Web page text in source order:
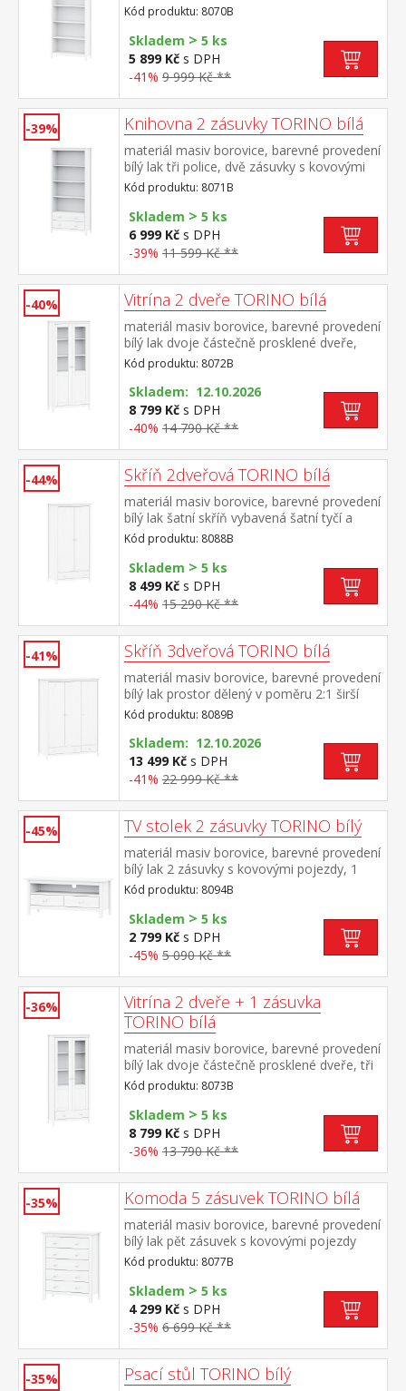
Kód produktu: 8070B
Skladem > 5 ks
5 899 Kč s DPH
-41% 9 999 Kč **
-39% Knihovna 2 zásuvky TORINO bílá
materiál masiv borovice, barevné provedení
bílý lak tři police, dvě zásuvky s kovovými
pojezdy
Kód produktu: 8071B
Skladem > 5 ks
6 999 Kč s DPH
-39% 11 599 Kč **
-40% Vitrína 2 dveře TORINO bílá
materiál masiv borovice, barevné provedení
bílý lak dvoje částečně prosklené dveře,
čtyři police
Kód produktu: 8072B
Skladem: 12.10.2026
8 799 Kč s DPH
-40% 14 790 Kč **
-44% Skříň 2dveřová TORINO bílá
materiál masiv borovice, barevné provedení
bílý lak šatní skříň vybavená šatní tyčí a
policí ve spodní části zásuvka s kovovými
pojezdy vnitřek skříně v provedení čirý nebo
bílý lak doporučený nástavec 8188B
Kód produktu: 8088B
Skladem > 5 ks
8 499 Kč s DPH
-44% 15 290 Kč **
-41% Skříň 3dveřová TORINO bílá
materiál masiv borovice, barevné provedení
bílý lak prostor dělený v poměru 2:1 širší
část šatní tyč a police, užší část 3 police ve
spodní části 2 zásuvky s kovovými
pojezdy doporučený nástavec 8189B
Kód produktu: 8089B
Skladem: 12.10.2026
13 499 Kč s DPH
-41% 22 999 Kč **
-45% TV stolek 2 zásuvky TORINO bílý
materiál masiv borovice, barevné provedení
bílý lak 2 zásuvky s kovovými pojezdy, 1
police
Kód produktu: 8094B
Skladem > 5 ks
2 799 Kč s DPH
-45% 5 090 Kč **
-36%
Vitrína 2 dveře + 1 zásuvka
TORINO bílá
materiál masiv borovice, barevné provedení
bílý lak dvoje částečně prosklené dveře, tři
police jedna zásuvka s kovovými pojezdy
Kód produktu: 8073B
Skladem > 5 ks
8 799 Kč s DPH
-36% 13 790 Kč **
-35% Komoda 5 zásuvek TORINO bílá
materiál masiv borovice, barevné provedení
bílý lak pět zásuvek s kovovými pojezdy
Kód produktu: 8077B
Skladem > 5 ks
4 299 Kč s DPH
-35% 6 699 Kč **
-35% Psací stůl TORINO bílý